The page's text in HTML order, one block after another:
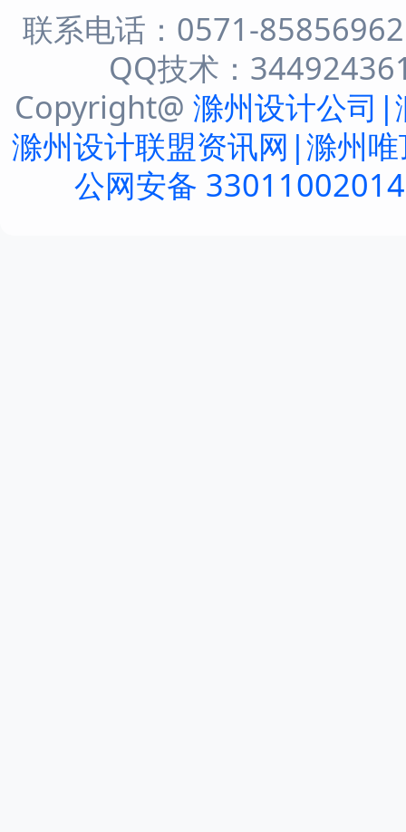
联系电话：0571-
QQ技术：
Copyright@ 滁州设计公司|
滁州设计联盟资讯网|滁州
公网安备